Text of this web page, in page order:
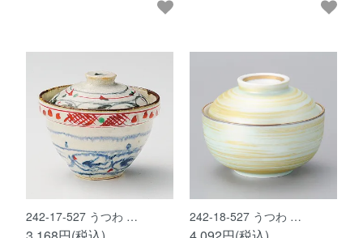
242-17-527 うつわ … 242-18-527 うつわ …